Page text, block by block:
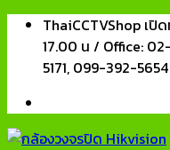
Skip
content
ThaiCCTVShop เปิ
17.00 น / Office:
5171, 099-392-5654